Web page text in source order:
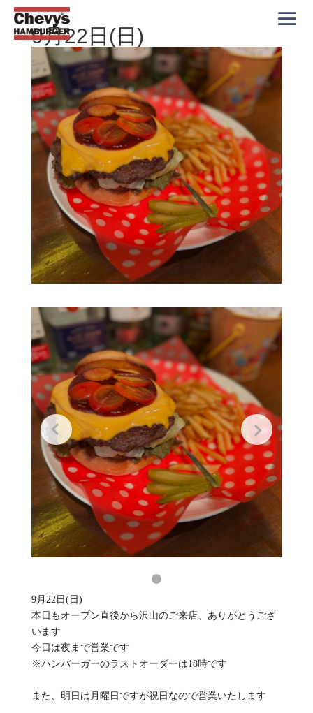
9月22日(日)
9月22日(日)
本日もオープン直後から沢山のご来店、ありがとうござ
います
今日は夜まで営業です
※ハンバーガーのラストオーダーは18時です
また、明日は月曜日ですが祝日なので営業いたします